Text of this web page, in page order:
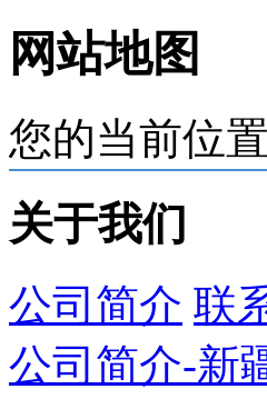
网站地图
您的当前位
关于我们
公司简介 联
公司简介-新